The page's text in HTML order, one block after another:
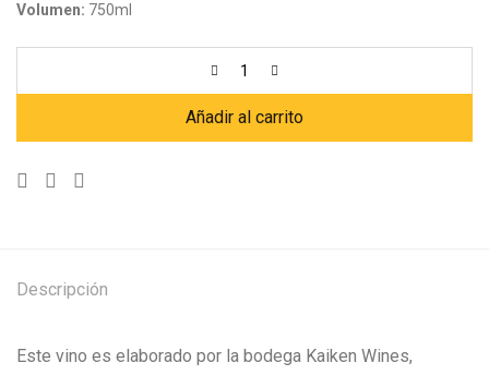
Volumen: 750ml
Añadir al carrito
Descripción
Este vino es elaborado por la bodega Kaiken Wines,